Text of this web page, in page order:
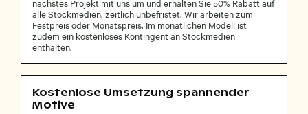
nächstes Projekt mit uns um und erhalten Sie 50% Rabatt auf
alle Stockmedien, zeitlich unbefristet. Wir arbeiten zum
Festpreis oder Monatspreis. Im monatlichen Modell ist
zudem ein kostenloses Kontingent an Stockmedien
enthalten.
Kostenlose Umsetzung spannender
Motive